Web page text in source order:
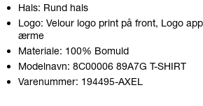
Hals: Rund hals
Logo: Velour logo print på front, Logo
ærme
Materiale: 100% Bomuld
Modelnavn: 8C00006 89A7G T-SHIRT
Varenummer: 194495-AXEL